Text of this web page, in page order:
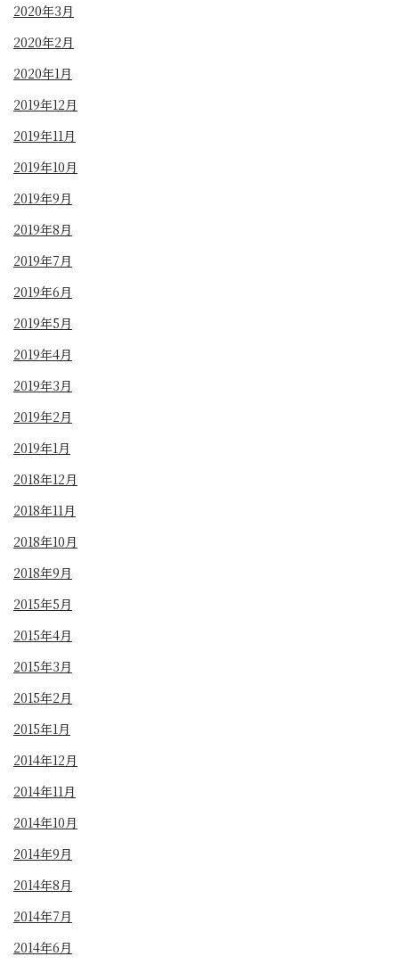
2020年3月
2020年2月
2020年1月
2019年12月
2019年11月
2019年10月
2019年9月
2019年8月
2019年7月
2019年6月
2019年5月
2019年4月
2019年3月
2019年2月
2019年1月
2018年12月
2018年11月
2018年10月
2018年9月
2015年5月
2015年4月
2015年3月
2015年2月
2015年1月
2014年12月
2014年11月
2014年10月
2014年9月
2014年8月
2014年7月
2014年6月